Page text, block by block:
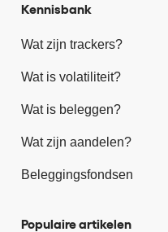
Kennisbank
Wat zijn trackers?
Wat is volatiliteit?
Wat is beleggen?
Wat zijn aandelen?
Beleggingsfondsen
Populaire artikelen